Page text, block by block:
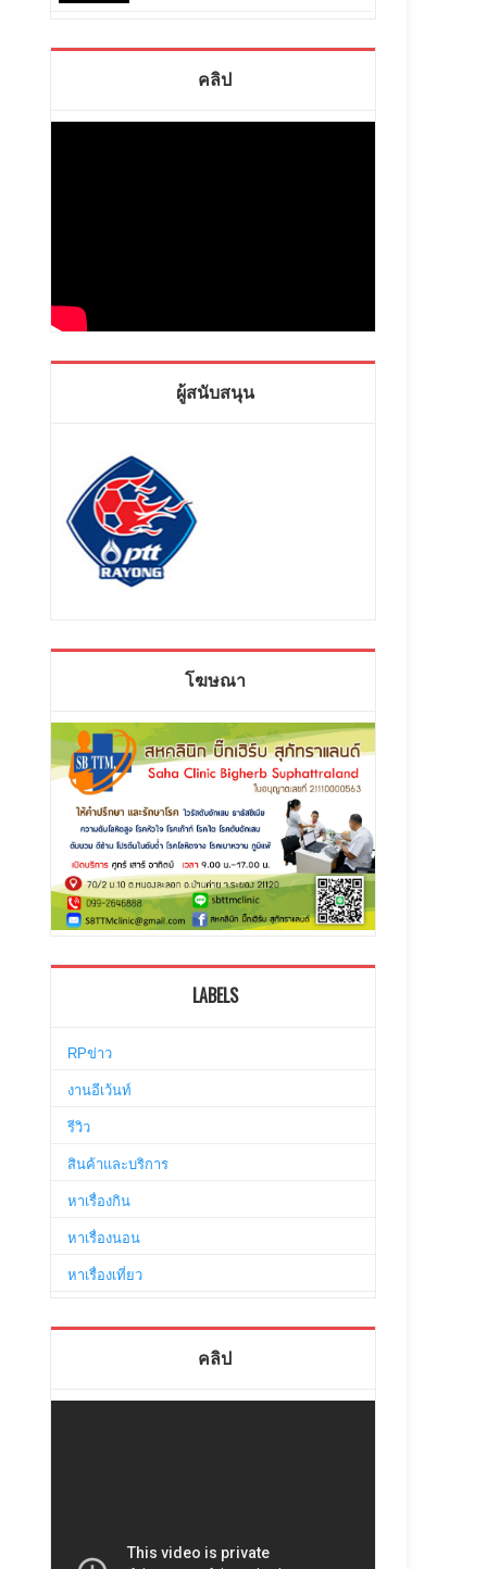
คลิป
ผู้สนับสนุน
โฆษณา
LABELS
RPข่าว
งานอีเว้นท์
รีวิว
สินค้าและบริการ
หาเรื่องกิน
หาเรื่องนอน
หาเรื่องเที่ยว
คลิป